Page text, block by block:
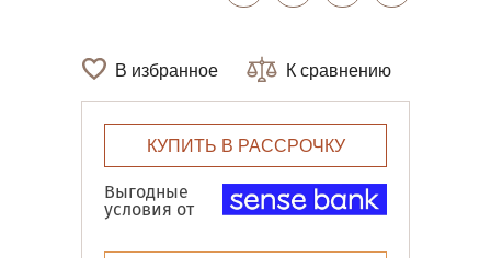
В избранное К сравнению
КУПИТЬ В РАССРОЧКУ
Выгодные
условия от